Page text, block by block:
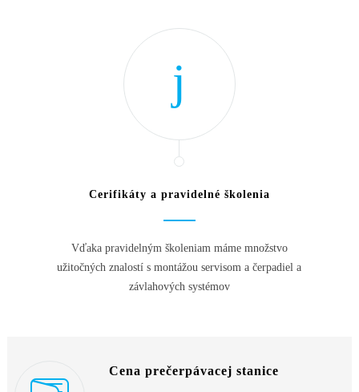
Cerifikáty a pravidelné školenia
Vďaka pravidelným školeniam máme množstvo
užitočných znalostí s montážou servisom a čerpadiel a
závlahových systémov
Cena prečerpávacej stanice